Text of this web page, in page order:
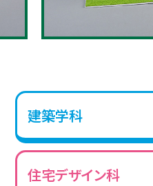
建築学科
住宅デザイン科